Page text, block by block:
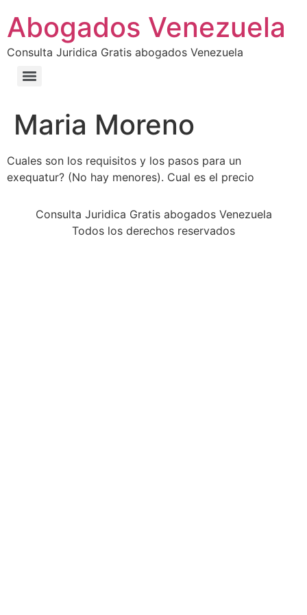
Abogados Venezuela
Consulta Juridica Gratis abogados Venezuela
Maria Moreno
Cuales son los requisitos y los pasos para un
exequatur? (No hay menores). Cual es el precio
Consulta Juridica Gratis abogados Venezuela
Todos los derechos reservados